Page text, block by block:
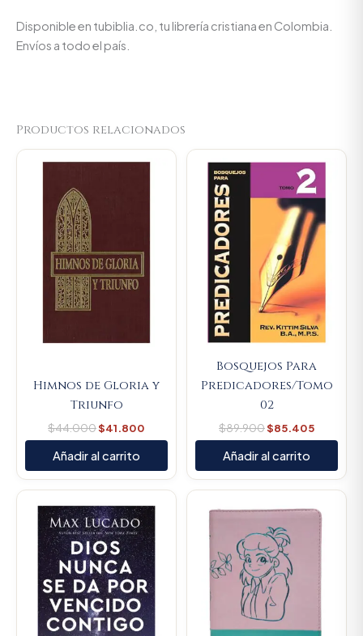
Disponible en tubiblia.co, tu librería cristiana en Colombia.
Envíos a todo el país.
Productos relacionados
Himnos de Gloria y
Triunfo
$44.000$41.800
Current
Añadir al carrito
Bosquejos Para
Predicadores/Tomo
02
$89.900
was:
$89.900.
$85.405
Current
price
is:
Añadir al carrito
price
was:
$70.400.
Current
price
$66.880.
price
was:
$107.000.
Current
price
is: